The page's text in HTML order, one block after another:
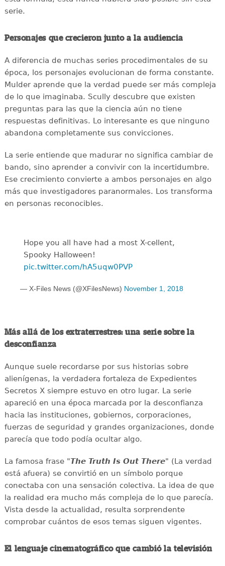
serie.
Personajes que crecieron junto a la audiencia
A diferencia de muchas series procedimentales de su
época, los personajes evolucionan de forma constante.
Mulder aprende que la verdad puede ser más compleja
de lo que imaginaba. Scully descubre que existen
preguntas para las que la ciencia aún no tiene
respuestas definitivas. Lo interesante es que ninguno
abandona completamente sus convicciones.
La serie entiende que madurar no significa cambiar de
bando, sino aprender a convivir con la incertidumbre.
Ese crecimiento convierte a ambos personajes en algo
más que investigadores paranormales. Los transforma
en personas reconocibles.
Hope you all have had a most X-cellent,
Spooky Halloween!
pic.twitter.com/hA5uqw0PVP
— X-Files News (@XFilesNews) November 1, 2018
Más allá de los extraterrestres: una serie sobre la
desconfianza
Aunque suele recordarse por sus historias sobre
alienígenas, la verdadera fortaleza de Expedientes
Secretos X siempre estuvo en otro lugar. La serie
apareció en una época marcada por la desconfianza
hacia las instituciones, gobiernos, corporaciones,
fuerzas de seguridad y grandes organizaciones, donde
parecía que todo podía ocultar algo.
La famosa frase "The Truth Is Out There" (La verdad
está afuera) se convirtió en un símbolo porque
conectaba con una sensación colectiva. La idea de que
la realidad era mucho más compleja de lo que parecía.
Vista desde la actualidad, resulta sorprendente
comprobar cuántos de esos temas siguen vigentes.
El lenguaje cinematográfico que cambió la televisión